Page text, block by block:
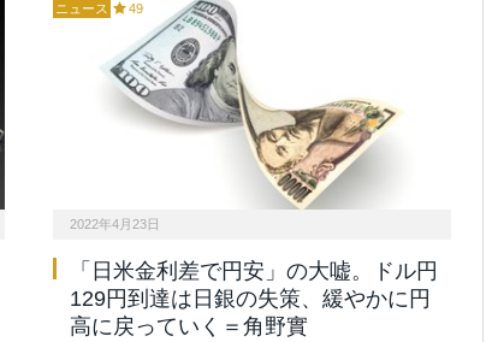
ニュース 49
2022年4月23日
「日米金利差で円安」の大嘘。ドル円
129円到達は日銀の失策、緩やかに円
高に戻っていく＝角野實